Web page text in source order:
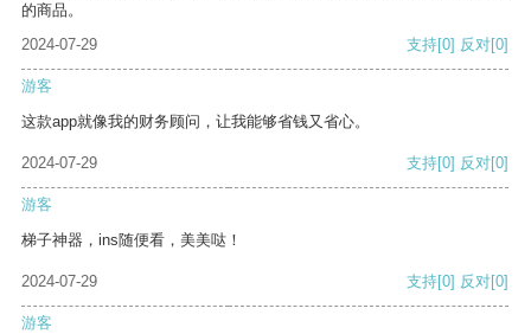
的商品。
2024-07-29
支持[0] 反对[0]
游客
这款app就像我的财务顾问，让我能够省钱又省心。
2024-07-29 支持[0] 反对[0]
游客
梯子神器，ins随便看，美美哒！
2024-07-29 支持[0] 反对[0]
游客